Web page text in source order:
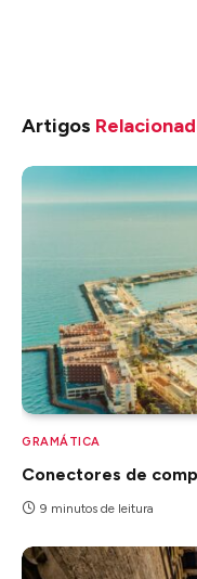
Artigos
GRAMÁTICA
Conectores de
9 minutos de leitura